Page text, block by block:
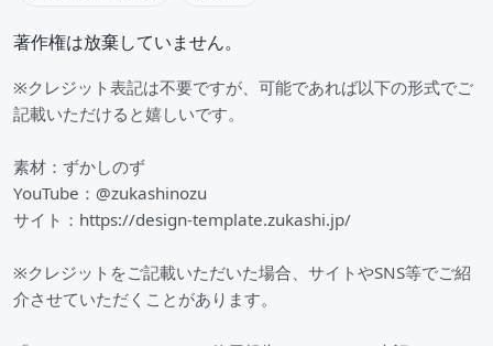
著作権は放棄していません。
※クレジット表記は不要ですが、可能であれば以下の形式でご
記載いただけると嬉しいです。
素材：ずかしのず
YouTube：@zukashinozu
サイト：https://design-template.zukashi.jp/
※クレジットをご記載いただいた場合、サイトやSNS等でご紹
介させていただくことがあります。